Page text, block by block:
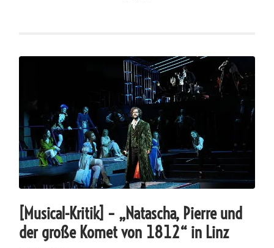
[Musical-Kritik] – „Natascha, Pierre und
der große Komet von 1812“ in Linz